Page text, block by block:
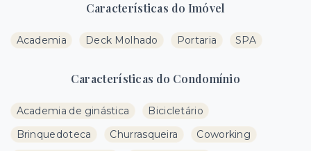
Características do Imóvel
Academia Deck Molhado Portaria SPA
Características do Condomínio
Academia de ginástica
Bicicletário
Brinquedoteca
Churrasqueira
Coworking